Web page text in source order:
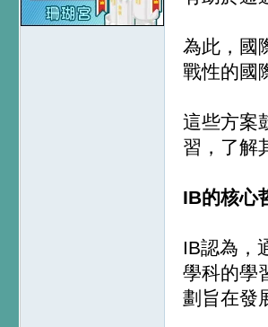
為此，國
戰性的國
這些方案
習，了解
IB的核心
IB認為，
學科的學
劃旨在發